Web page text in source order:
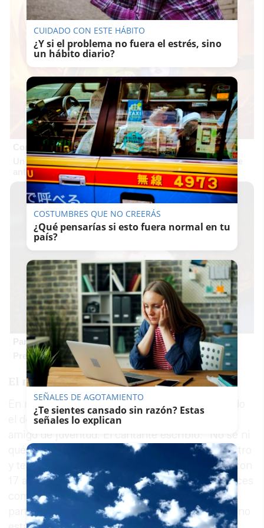
Corepunk MMORPG
Un verdadero MMORPG de la vieja escuela ¡Cómo los de
antes, pero mejor!
Parece ciencia ficción
Prepárate para alucinar con estas criaturas
El mensaje de Pitingo
En medio de la conmoción, Pitingo ha expresado
el dolor por la muerte de quien definió como un
amigo de juventud. El cantante escribió: "No sé ni
qué decir… Hay noticias que te rompen por dentro
y te dejan el alma en silencio. Conocí a Matías con
17 años, siendo casi unos niños, y desde entonces
compartimos muchos momentos, recuerdos y
parte de la vida. Hoy duele mucho saber que ya no
CUIDADO CON ESTE HÁBITO
¿Y si el problema no fuera el estrés, sino
un hábito diario?
COSTUMBRES QUE NO CREERÁS
¿Qué pensarías si esto fuera normal en tu
país?
SEÑALES DE AGOTAMIENTO
¿Te sientes cansado sin razón? Estas
señales lo explican